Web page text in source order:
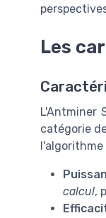
Les
L'Antminer
catégorie
l'algorithme
calcul,